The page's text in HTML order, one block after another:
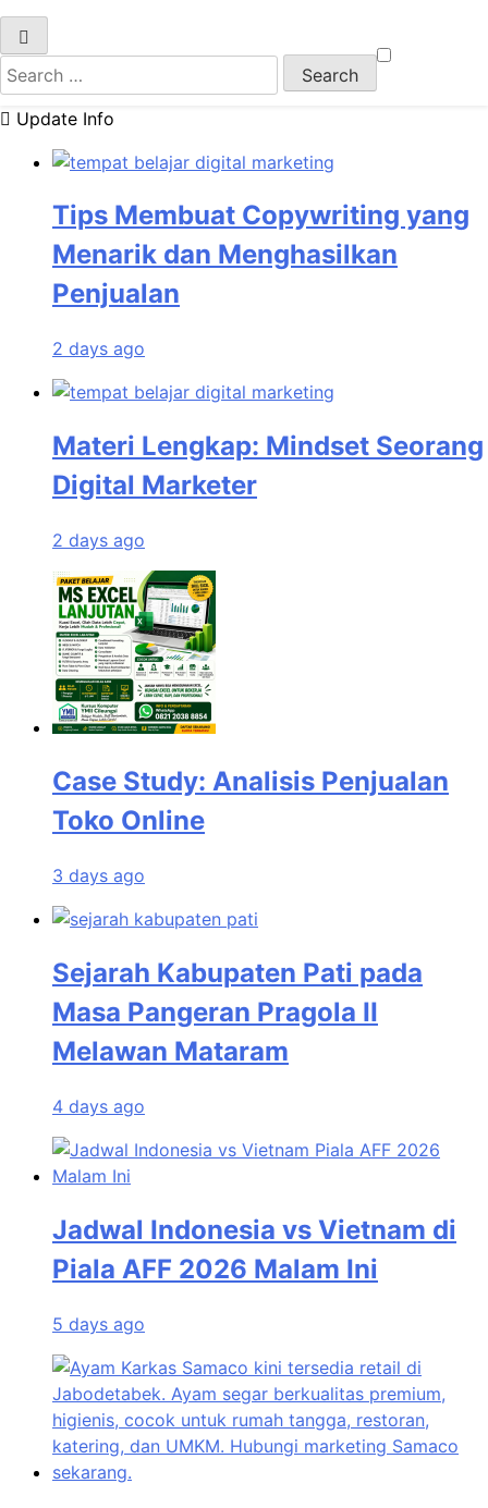
Search
for:
Update Info
Tips Membuat Copywriting yang
Menarik dan Menghasilkan
Penjualan
2 days ago
Materi Lengkap: Mindset Seorang
Digital Marketer
2 days ago
Case Study: Analisis Penjualan
Toko Online
3 days ago
Sejarah Kabupaten Pati pada
Masa Pangeran Pragola II
Melawan Mataram
4 days ago
Jadwal Indonesia vs Vietnam di
Piala AFF 2026 Malam Ini
5 days ago